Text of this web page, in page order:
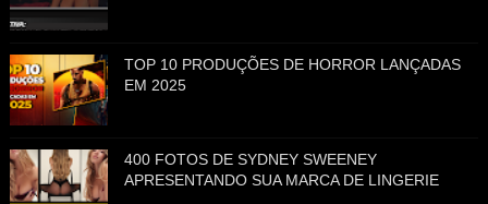
TOP 10 PRODUÇÕES DE HORROR LANÇADAS
EM 2025
400 FOTOS DE SYDNEY SWEENEY
APRESENTANDO SUA MARCA DE LINGERIE